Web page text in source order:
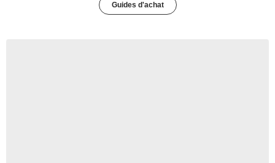
Guides d'achat